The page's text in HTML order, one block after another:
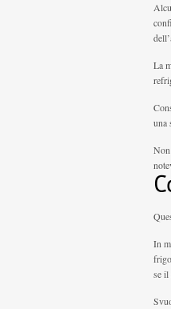
La
una
In
se il